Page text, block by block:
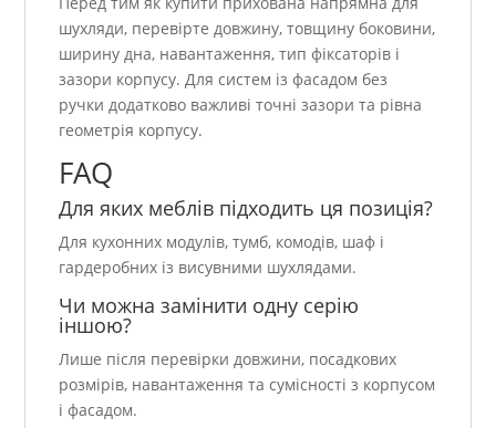
шухляди, перевірте довжину, товщину боковини,
ширину дна, навантаження, тип фіксаторів і
зазори корпусу. Для систем із фасадом без
ручки додатково важливі точні зазори та рівна
геометрія корпусу.
FAQ
Для яких меблів підходить ця позиція?
Для кухонних модулів, тумб, комодів, шаф і
гардеробних із висувними шухлядами.
Чи можна замінити одну серію
іншою?
Лише після перевірки довжини, посадкових
розмірів, навантаження та сумісності з корпусом
і фасадом.